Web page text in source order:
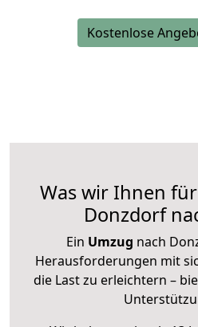
Kostenlose
Was wir Ihnen
Donzdorf
Ein Umzug nach
Herausforderungen mit
die Last zu erleichtern –